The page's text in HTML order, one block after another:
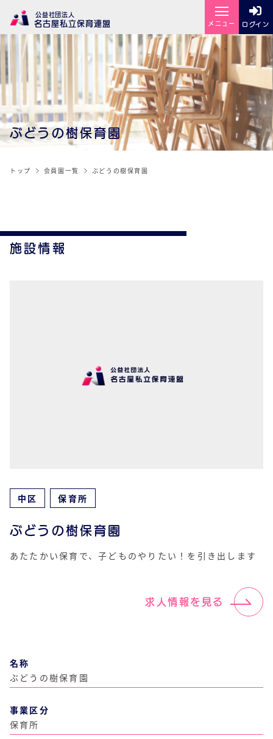
ぶどうの樹保育園
名古屋私立保育連盟
公益社団法人
メニュー
ログイン
トップ 会員園一覧 ぶどうの樹保育園
施設情報
中区 保育所
ぶどうの樹保育園
あたたかい保育で、子どものやりたい！を引き出します
求人情報を見る
名称
ぶどうの樹保育園
事業区分
保育所